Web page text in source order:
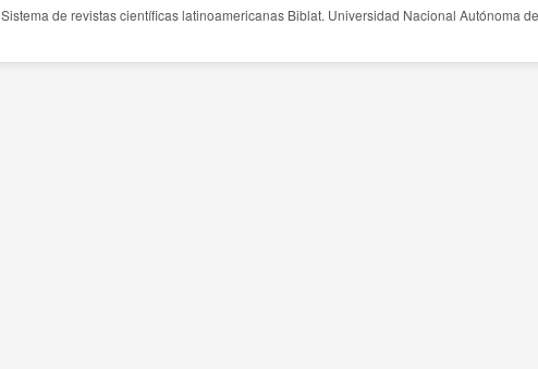
Sistema de revistas científicas latinoamericanas Biblat. Universidad Nacional Autónoma